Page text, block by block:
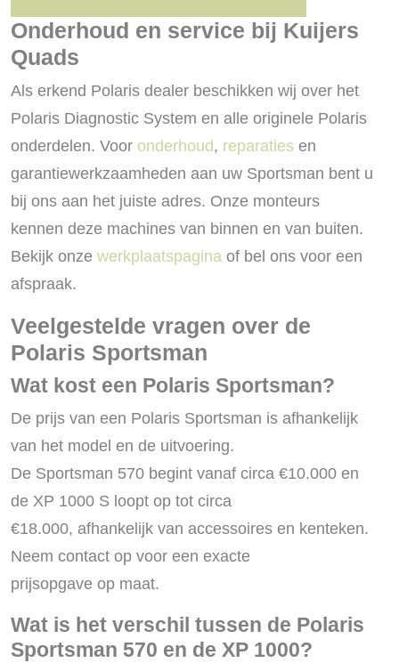
Onderhoud en service bij Kuijers
Quads
Als erkend Polaris dealer beschikken wij over het
Polaris Diagnostic System en alle originele Polaris
onderdelen. Voor onderhoud, reparaties en
garantiewerkzaamheden aan uw Sportsman bent u
bij ons aan het juiste adres. Onze monteurs
kennen deze machines van binnen en van buiten.
Bekijk onze werkplaatspagina of bel ons voor een
afspraak.
Veelgestelde vragen over de
Polaris Sportsman
Wat kost een Polaris Sportsman?
De prijs van een Polaris Sportsman is afhankelijk
van het model en de uitvoering.
De Sportsman 570 begint vanaf circa €10.000 en
de XP 1000 S loopt op tot circa
€18.000, afhankelijk van accessoires en kenteken.
Neem contact op voor een exacte
prijsopgave op maat.
Wat is het verschil tussen de Polaris
Sportsman 570 en de XP 1000?